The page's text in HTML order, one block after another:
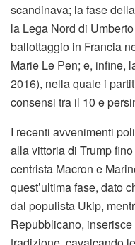
scandinava; la fase
la Lega Nord di
ballottaggio in Francia
Marie Le Pen; e, infine,
2016), nella quale i
consensi tra il 10 e
I recenti avvenimenti
alla vittoria di Trump
centrista Macron e
quest’ultima fase, dato
dal populista Ukip,
Repubblicano,